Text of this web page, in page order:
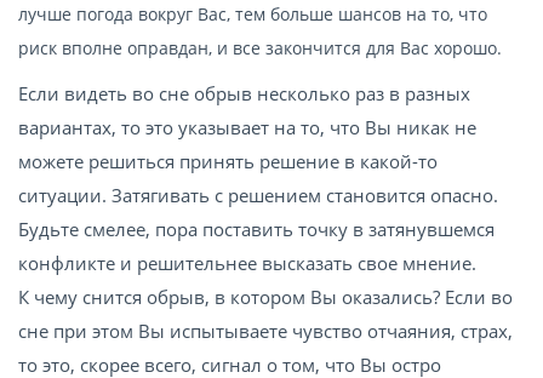
лучше погода вокруг Вас, тем больше шансов на то, что
риск вполне оправдан, и все закончится для Вас хорошо.
Если видеть во сне обрыв несколько раз в разных
вариантах, то это указывает на то, что Вы никак не
можете решиться принять решение в какой-то
ситуации. Затягивать с решением становится опасно.
Будьте смелее, пора поставить точку в затянувшемся
конфликте и решительнее высказать свое мнение.
К чему снится обрыв, в котором Вы оказались? Если во
сне при этом Вы испытываете чувство отчаяния, страх,
то это, скорее всего, сигнал о том, что Вы остро